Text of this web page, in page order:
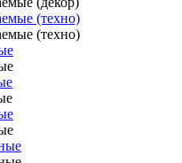
(техно)
(техно)